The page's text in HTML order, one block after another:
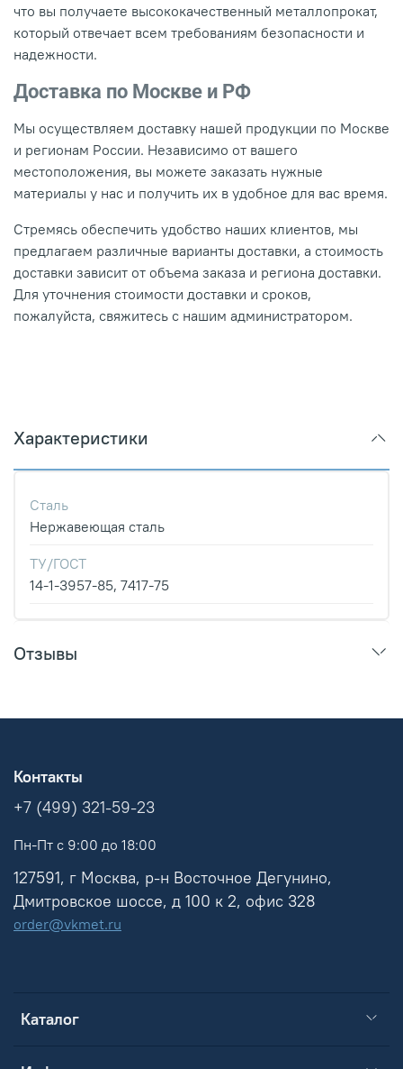
что вы получаете высококачественный металлопрокат,
который отвечает всем требованиям безопасности и
надежности.
Доставка по Москве и РФ
Мы осуществляем доставку нашей продукции по Москве
и регионам России. Независимо от вашего
местоположения, вы можете заказать нужные
материалы у нас и получить их в удобное для вас время.
Стремясь обеспечить удобство наших клиентов, мы
предлагаем различные варианты доставки, а стоимость
доставки зависит от объема заказа и региона доставки.
Для уточнения стоимости доставки и сроков,
пожалуйста, свяжитесь с нашим администратором.
Характеристики
Сталь
Нержавеющая сталь
ТУ/ГОСТ
14-1-3957-85, 7417-75
Отзывы
Каталог
Контакты
+7 (499) 321-59-23
Пн-Пт с 9:00 до 18:00
127591, г Москва, р-н Восточное Дегунино,
Дмитровское шоссе, д 100 к 2, офис 328
order@vkmet.ru